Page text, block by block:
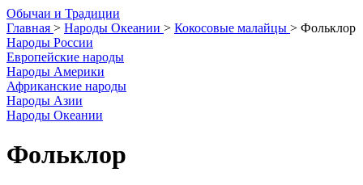
Обычаи и Традиции
Главная > Народы Океании > Кокосовые малайцы > Фольклор
Народы России
Европейские народы
Народы Америки
Африканские народы
Народы Азии
Народы Океании
Фольклор